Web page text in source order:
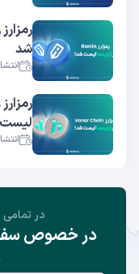
شد
انتشار:
انتشار:
در
در خصوص